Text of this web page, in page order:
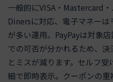
一般的にVISA・Mastercard
Dinersに対応、電子マネー
が多い運用。PayPayは対象
での可否が分かれるため、
とミスが減ります。セルフ
細で即時表示。クーポンの